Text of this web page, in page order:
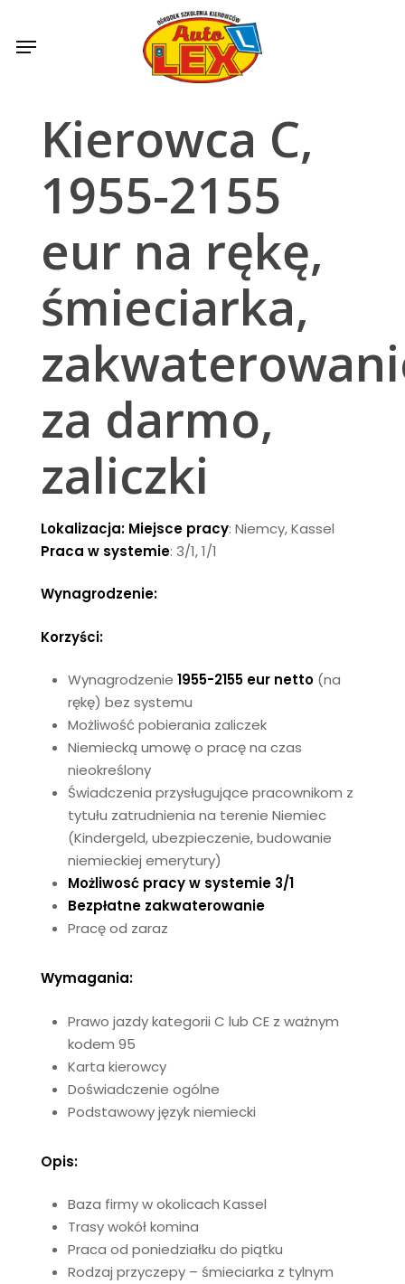
main
Menu
Kierowca C,
1955-2155
eur na rękę,
śmieciarka,
za darmo,
zaliczki
Lokalizacja: Miejsce pracy: Niemcy, Kassel
Praca w systemie: 3/1, 1/1
Wynagrodzenie:
Korzyści:
Wynagrodzenie 1955-2155 eur netto(na
rękę) bez systemu
Możliwość pobierania zaliczek
Niemiecką umowę o pracę na czas
nieokreślony
Świadczenia przysługujące pracownikom z
tytułu zatrudnienia na terenie Niemiec
(Kindergeld, ubezpieczenie, budowanie
niemieckiej emerytury)
Możliwosć pracy w systemie 3/1
Bezpłatne zakwaterowanie
Pracę od zaraz
Wymagania:
Prawo jazdy kategorii C lub CE z ważnym
kodem 95
Karta kierowcy
Doświadczenie ogólne
Podstawowy język niemiecki
Opis:
Baza firmy w okolicach Kassel
Trasy wokół komina
Praca od poniedziałku do piątku
Rodzaj przyczepy – śmieciarka z tylnym